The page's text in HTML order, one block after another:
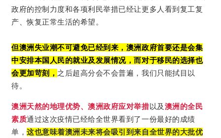
政府的控制力度和各项利民举措已经让更多人看到复工复
产、恢复正常生活的希望。
但澳洲失业潮不可避免已经到来，澳洲政府首要还是会集
中安排本国人民的就业及发展情况，而对于移民的选择也
会更加苛刻， 之后超高分会不会普遍，我们只能拭目以
待。
澳洲天然的地理优势、澳洲政府应对举措以及 澳洲的全民
素质通过这次疫情已经给全世界看到了一份最好的成绩
单，这也意味着澳洲未来将会吸引到来自全世界的大批优